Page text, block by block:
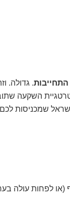
התחייבות. גדולה.
השקעה
שמכניסות
(או לפחות עולה